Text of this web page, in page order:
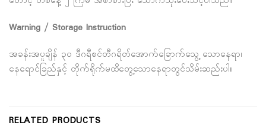
Warning / Storage Instruction
အခန်းအပူချိန် ၃၀ ဒီဂရီစင်တီဂရိတ်အောက်ခြောက်သွေ့ သောနေရာ၊
နေရောင်ခြည်နှင့် တိုက်ရိုက်မထိတွေ့သောနေရာတွင်သိမ်းဆည်းပါ။
RELATED PRODUCTS